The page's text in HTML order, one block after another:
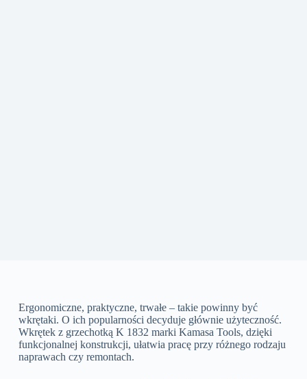
Ergonomiczne, praktyczne, trwałe – takie powinny być
wkrętaki. O ich popularności decyduje głównie użyteczność.
Wkrętek z grzechotką K 1832 marki Kamasa Tools, dzięki
funkcjonalnej konstrukcji, ułatwia pracę przy różnego rodzaju
naprawach czy remontach.